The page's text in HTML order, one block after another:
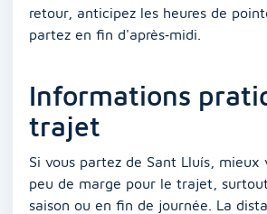
retour, anticipez les heures de
partez en fin d'après‑midi.
Informations
trajet
Si vous partez de Sant Lluís, mieux
peu de marge pour le trajet,
saison ou en fin de journée. La